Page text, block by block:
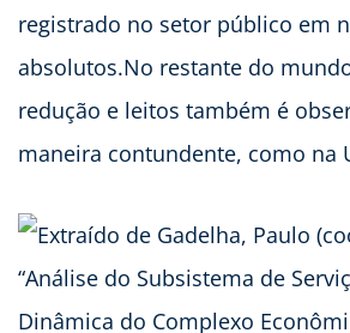
registrado no setor público em
absolutos.No restante do
redução e leitos também é
maneira contundente, como na